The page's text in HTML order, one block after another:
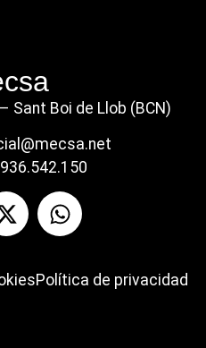
Sant Boi de Llob (BCN)
936.542.150
Política de privacidad